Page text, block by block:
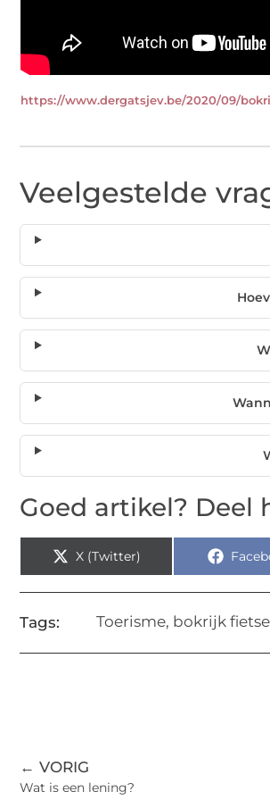
https://www.dergatsjev.be/2020/09/
Veelgestelde
Goed artikel? Deel
X (Twitter)
Tags: Toerisme, bokrijk
← VORIG
Wat is een lening?